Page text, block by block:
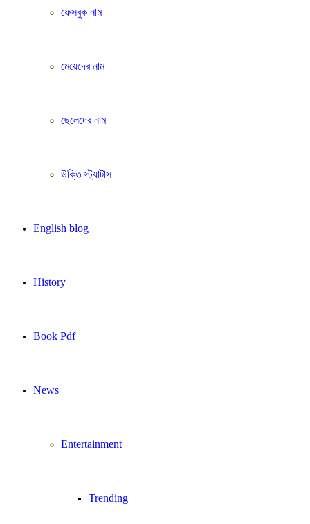
ফেসবুক নাম
মেয়েদের নাম
ছেলেদের নাম
উক্তি স্ট্যাটাস
English blog
History
Book Pdf
News
Entertainment
Trending